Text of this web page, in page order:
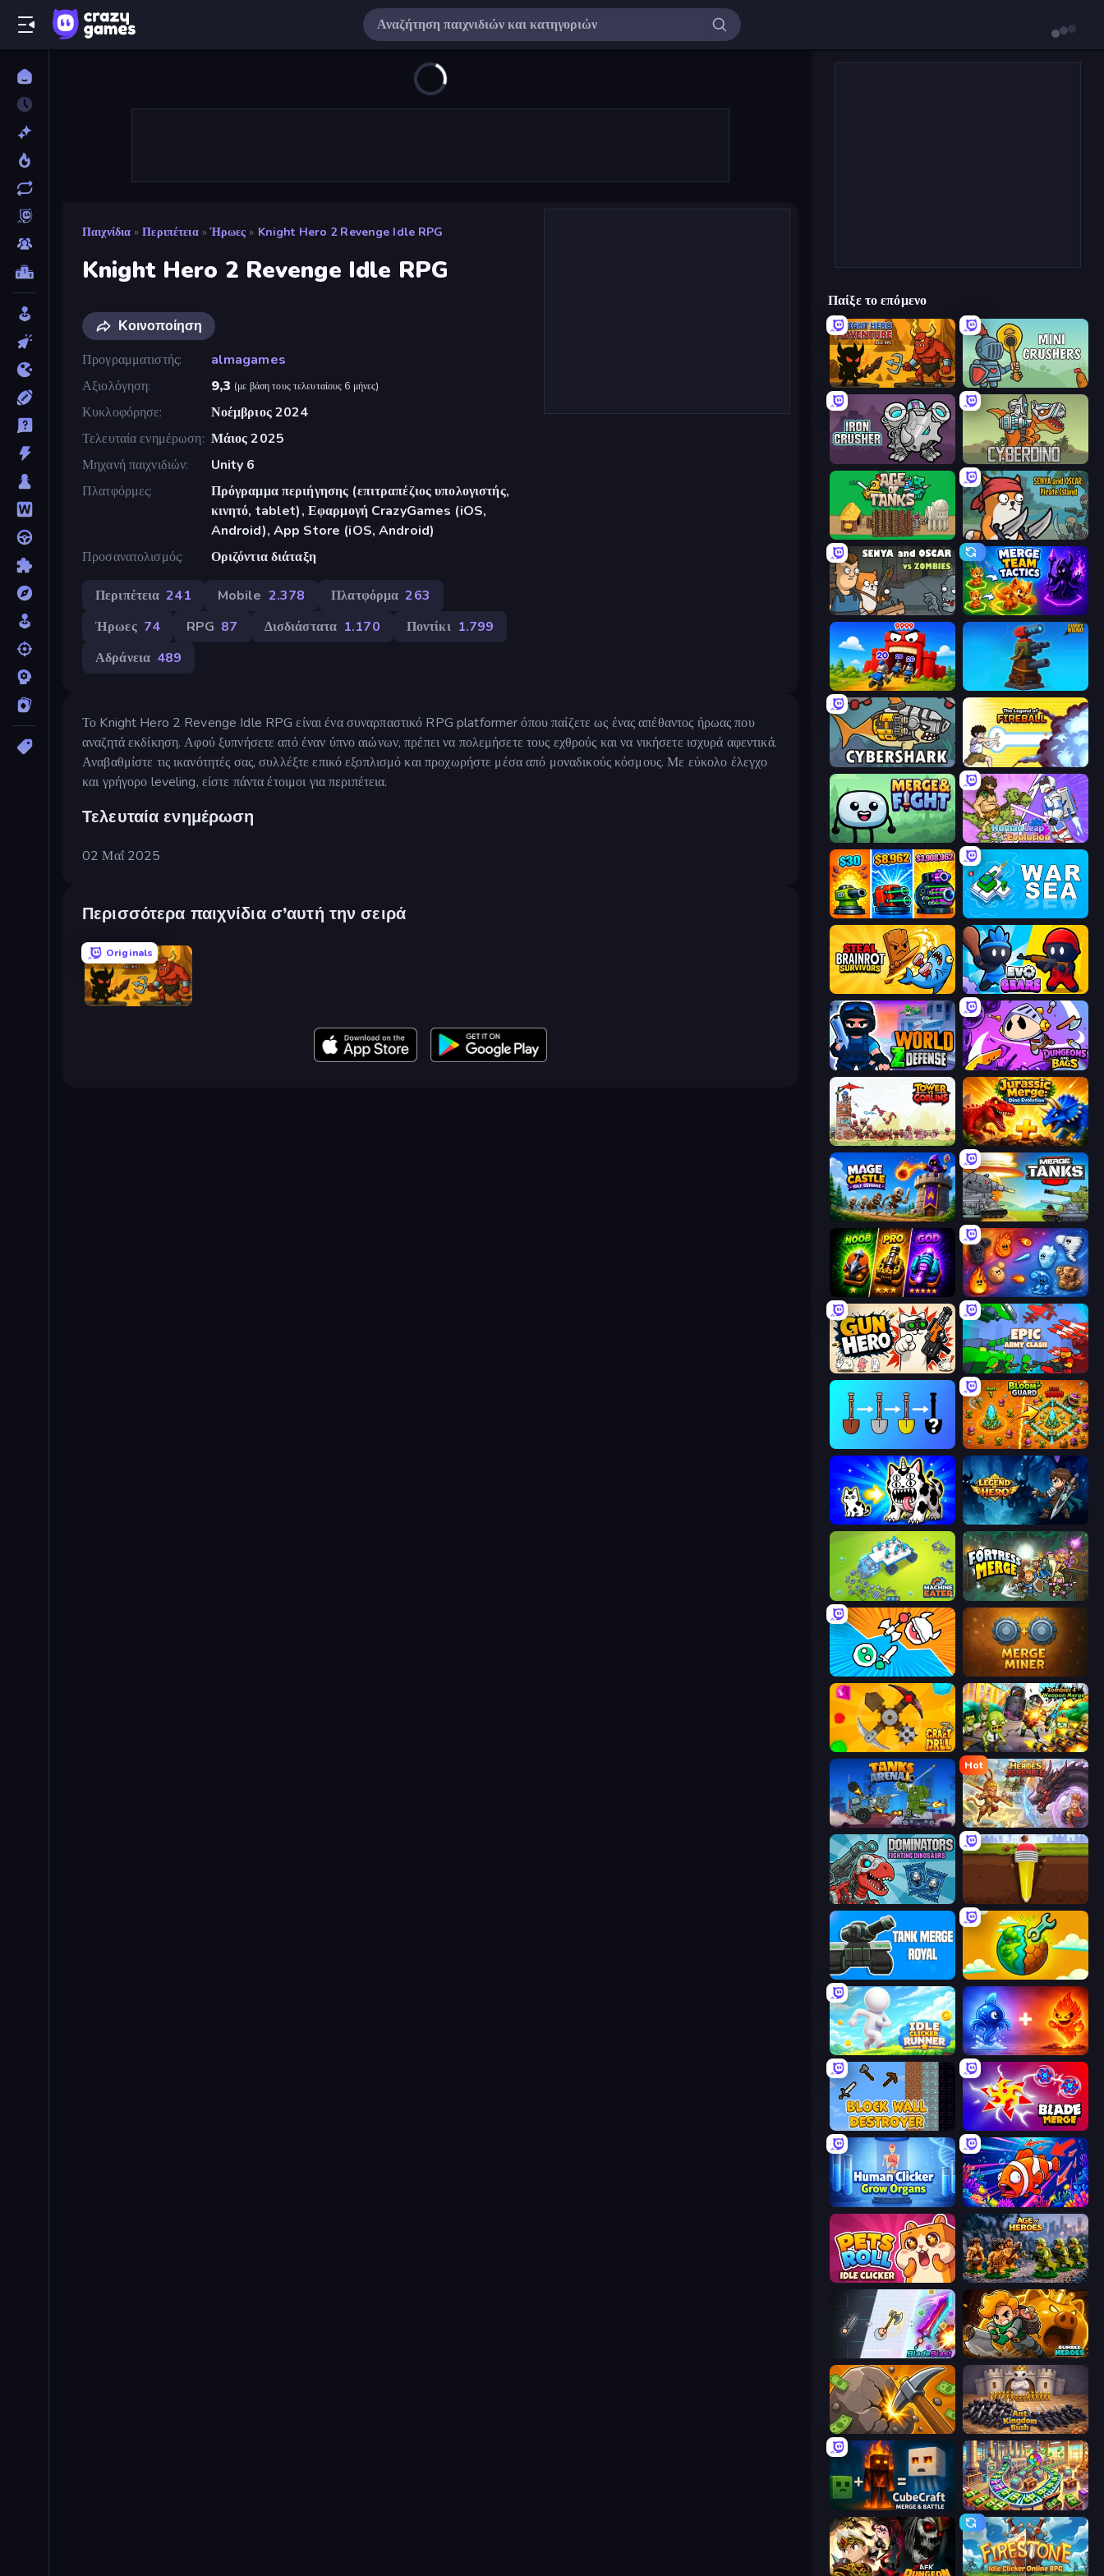
Παιχνίδια » Περιπέτεια » Ήρωες » Knight Hero 2 Revenge Idle RPG
Knight Hero 2 Revenge Idle RPG
Κοινοποίηση
Προγραμματιστής
almagames
Αξιολόγηση
9,3 (με βάση τους τελευταίους 6 μήνες)
Κυκλοφόρησε
Νοέμβριος 2024
Τελευταία ενημέρωση Μάιος 2025
Μηχανή παιχνιδιών
Unity 6
Πλατφόρμες
Πρόγραμμα περιήγησης (επιτραπέζιος υπολογιστής,
κινητό, tablet), Εφαρμογή CrazyGames (iOS,
Android), App Store (iOS, Android)
Προσανατολισμός
Οριζόντια διάταξη
Περιπέτεια 241 Mobile 2.378 Πλατφόρμα 263
Ήρωες 74 RPG 87 Δισδιάστατα 1.170 Ποντίκι 1.799
Αδράνεια 489
Το Knight Hero 2 Revenge Idle RPG είναι ένα συναρπαστικό RPG platformer όπου παίζετε ως ένας απέθαντος ήρωας που
αναζητά εκδίκηση. Αφού ξυπνήσετε από έναν ύπνο αιώνων, πρέπει να πολεμήσετε τους εχθρούς και να νικήσετε ισχυρά αφεντικά.
Αναβαθμίστε τις ικανότητές σας, συλλέξτε επικό εξοπλισμό και προχωρήστε μέσα από μοναδικούς κόσμους. Με εύκολο έλεγχο
και γρήγορο leveling, είστε πάντα έτοιμοι για περιπέτεια.
Τελευταία ενημέρωση
02 Μαΐ 2025
Περισσότερα παιχνίδια σ’αυτή την σειρά
Originals
Knight Hero Adventure Idle RPG
Παίξε το επόμενο
Knight Hero Adventure Idle RPG Mini Crushers
Iron Crusher
Age of Tanks Warriors: TD War Senya and Oscar: Pirate Island
Senya and Oscar vs Zombies Merge Team Tactics
TimeWarriors Furry Road
CyberShark Legend Of Fireball
Merge & Fight Human Leap: Evolution
Pumpkin Defense: Merge Cannon War Sea
Steal Brainrot Survivors Evo Gears
World Z Defense - Zombie Defense Dungeons and Bags
Tower vs Goblins Jurassic Merge: Dino Evolution
Mage Castle Idle Defense Merge Master Tanks: Tank Wars
Merge Survival Elemental Merge
Gun Hero: Cat Survival Epic Army Clash
BloomGuard
Strange Cats Legend of Hero
Machine Eater Fortress Merge
Merge Knights! Merge Miner
Craft Drill Zombies 4 Weapon Merge
Tanks Arena io: Craft & Combat
Hot
Heroes Assemble
Dominators: Fighting Dinosaurs Pen Dig
Tank Merge Royal Land Explorers: Merge & Build
Idle Clicker Runner Elemental Monsters: Merge
Block Wall Destroyer Blade Merge
Human Clicker: Grow Organs Fish Catch Idle
Pets Roll: Idle Clicker Age of Heroes
BladeBlast.io Rumble Heroes
Mine Clicker Ant Kingdom Rush
CubeCraft: Merge & Battle Money Factory: Tycoon Idle Game